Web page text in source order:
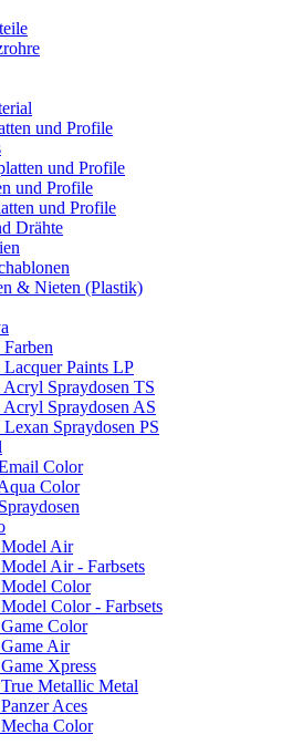
und Profile
und Profile
und Profile
und Profile
Drähte
& Nieten (Plastik)
Paints LP
Acryl Spraydosen TS
Acryl Spraydosen AS
Spraydosen PS
Color
Color
Air
Air - Farbsets
Color
Color - Farbsets
Color
Air
Xpress
Metallic Metal
Aces
Color